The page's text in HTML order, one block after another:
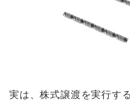
実は、株式譲渡を実行す